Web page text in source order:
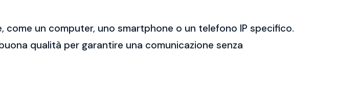
come un computer, uno smartphone o un telefono IP specifico.
qualità per garantire una comunicazione senza